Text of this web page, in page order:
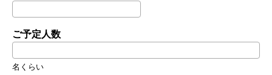
ご予定人数
名くらい